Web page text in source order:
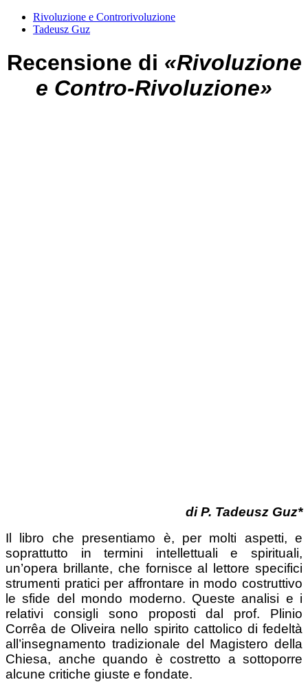
Rivoluzione e Controrivoluzione
Tadeusz Guz
Recensione di «Rivoluzione
e Contro-Rivoluzione»
di P. Tadeusz Guz*
Il libro che presentiamo è, per molti aspetti, e
soprattutto in termini intellettuali e spirituali,
un’opera brillante, che fornisce al lettore specifici
strumenti pratici per affrontare in modo costruttivo
le sfide del mondo moderno. Queste analisi e i
relativi consigli sono proposti dal prof. Plinio
Corrêa de Oliveira nello spirito cattolico di fedeltà
all’insegnamento tradizionale del Magistero della
Chiesa, anche quando è costretto a sottoporre
alcune critiche giuste e fondate.